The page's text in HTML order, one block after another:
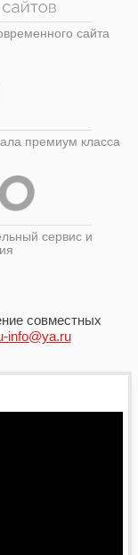
сайта
премиум класса
сервис и
совместных
info@ya.ru